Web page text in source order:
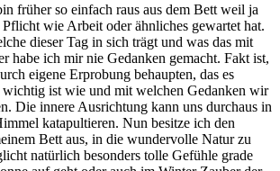
früher so einfach raus aus dem Bett weil ja
Pflicht wie Arbeit oder ähnliches gewartet hat.
dieser Tag in sich trägt und was das mit
habe ich mir nie Gedanken gemacht. Fakt ist,
eigene Erprobung behaupten, das es
wichtig ist wie und mit welchen Gedanken wir
Die innere Ausrichtung kann uns durchaus in
katapultieren. Nun besitze ich den
Bett aus, in die wundervolle Natur zu
natürlich besonders tolle Gefühle grade